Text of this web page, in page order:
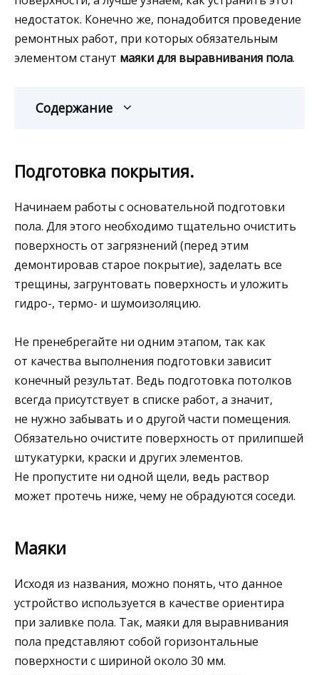
недостаток. Конечно же, понадобится проведение
ремонтных работ, при которых обязательным
элементом станут маяки для выравнивания пола.
Содержание
Подготовка покрытия.
Начинаем работы с основательной подготовки
пола. Для этого необходимо тщательно очистить
поверхность от загрязнений (перед этим
демонтировав старое покрытие), заделать все
трещины, загрунтовать поверхность и уложить
гидро-, термо- и шумоизоляцию.
Не пренебрегайте ни одним этапом, так как
от качества выполнения подготовки зависит
конечный результат. Ведь подготовка потолков
всегда присутствует в списке работ, а значит,
не нужно забывать и о другой части помещения.
Обязательно очистите поверхность от прилипшей
штукатурки, краски и других элементов.
Не пропустите ни одной щели, ведь раствор
может протечь ниже, чему не обрадуются соседи.
Маяки
Исходя из названия, можно понять, что данное
устройство используется в качестве ориентира
при заливке пола. Так, маяки для выравнивания
пола представляют собой горизонтальные
поверхности с шириной около 30 мм.